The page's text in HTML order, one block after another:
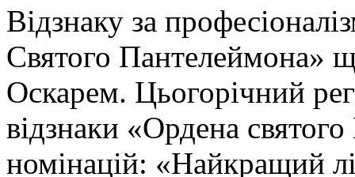
Відзнаку за
Святого Пантелеймона»
Оскарем. Цьогорічний
відзнаки «Ордена
номінацій: «Найкращий